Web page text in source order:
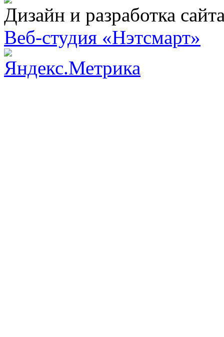
Дизайн и разработка
Веб-студия «Нэтсмарт»